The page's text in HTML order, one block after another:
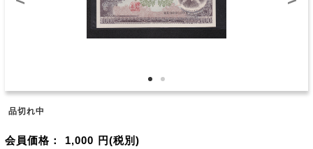
品切れ中
会員価格： 1,000 円(税別)